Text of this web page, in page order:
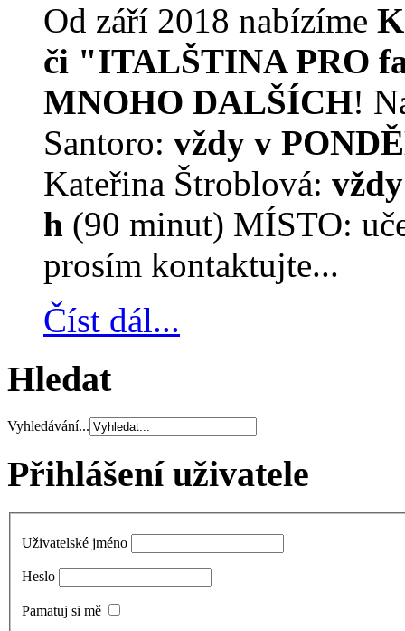
Od září 2018 nabízíme
či "ITALŠTINA PRO
MNOHO DALŠÍCH!
Santoro: vždy v
Kateřina Štroblová:
h (90 minut) MÍSTO:
prosím kontaktujte...
Číst dál...
Hledat
Vyhledávání...
Přihlášení uživatele
Uživatelské jméno
Heslo
Pamatuj si mě